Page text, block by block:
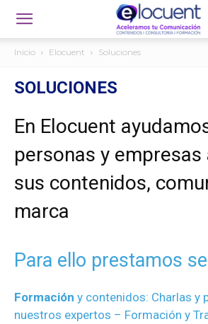
Inicio Elocuent Soluciones
SOLUCIONES
En Elocuent
personas y empresas
sus contenidos,
marca
Para ello prestamos
Formación y contenidos: Charlas y
nuestros expertos – Formación y